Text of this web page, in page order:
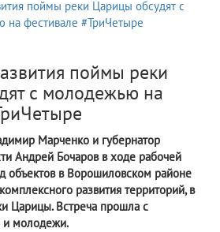
поймы реки
с молодежью на
Марченко и губернатор
Андрей Бочаров в ходе рабочей
объектов в Ворошиловском районе
развития территорий, в
Царицы. Встреча прошла с
и молодежи.